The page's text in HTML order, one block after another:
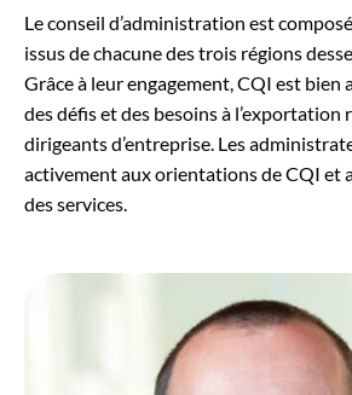
Le conseil d’administration est
issus de chacune des trois régions
Grâce à leur engagement, CQI est bien
des défis et des besoins à l’exportation
dirigeants d’entreprise. Les
activement aux orientations de CQI et
des services.